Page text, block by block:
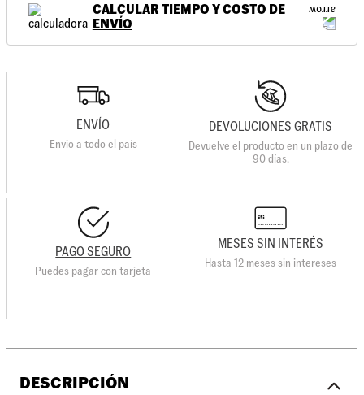
CALCULAR TIEMPO Y COSTO DE
ENVÍO
ENVÍO
Envio a todo el país
DEVOLUCIONES GRATIS
Devuelve el producto en un plazo de
90 días.
PAGO SEGURO
Puedes pagar con tarjeta
MESES SIN INTERÉS
Hasta 12 meses sin intereses
DESCRIPCIÓN